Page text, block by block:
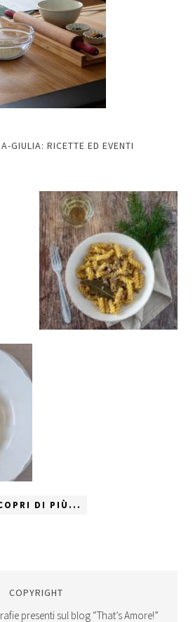
GIULIA: RICETTE ED EVENTI
DI PIÙ...
COPYRIGHT
presenti sul blog “That’s Amore!”